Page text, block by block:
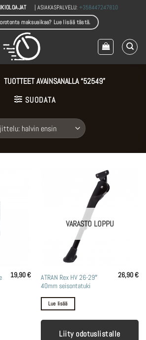
| ASIAKASPALVELU:+358447247810
maksuaikaa? Lue lisää tästä.
TUOTTEET AVAINSANALLA “52549”
SUODATA
19,90€
VARASTO LOPPU
ATRAN Rex HV 26-29″
40mm seisontatuki
26,90€
Lue lisää
Liity odotuslistalle